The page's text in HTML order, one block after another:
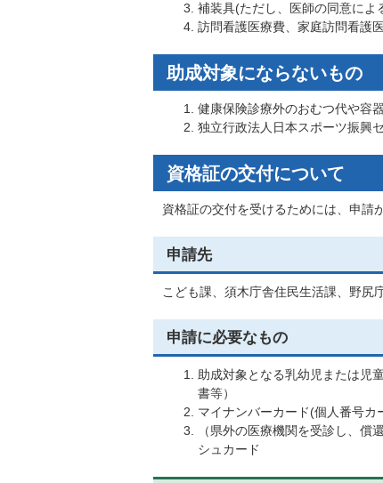
補装具(ただし、医師の同意によ
訪問看護医療費、家庭訪問看護
助成対象にならないもの
健康保険診療外のおむつ代や容
独立行政法人日本スポーツ振興
資格証の交付について
資格証の交付を受けるためには、申請
申請先
こども課、須木庁舎住民生活課、野尻
申請に必要なもの
助成対象となる乳幼児または児
書等）
マイナンバーカード(個人番号
（県外の医療機関を受診し、償
シュカード